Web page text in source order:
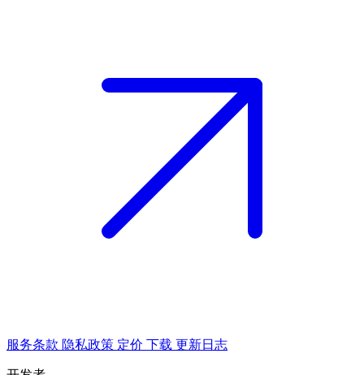
服务条款 隐私政策 定价 下载 更新日志